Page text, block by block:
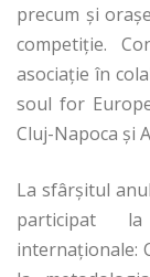
precum şi
competiţie.
asociaţie în
soul for
Cluj-Napoca şi
La sfârşitul
participat
internaţionale: